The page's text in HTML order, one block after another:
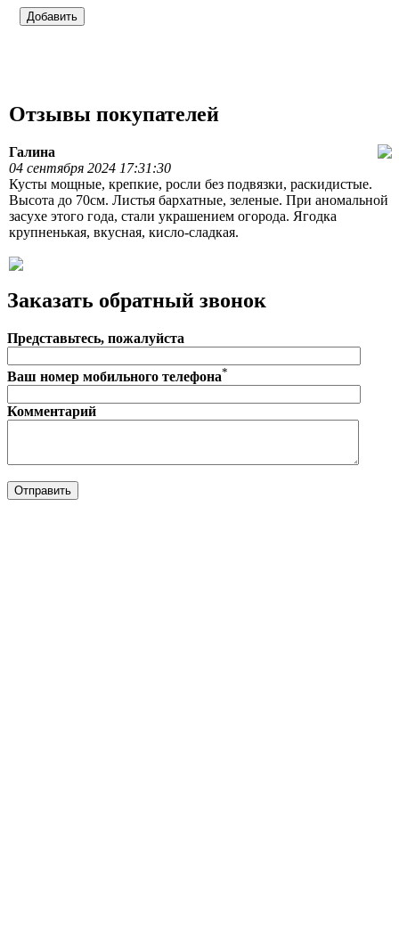
Отзывы покупателей
Галина
04 сентября 2024 17:31:30
Кусты мощные, крепкие, росли без подвязки, раскидистые.
Высота до 70см. Листья бархатные, зеленые. При аномальной
засухе этого года, стали украшением огорода. Ягодка
крупненькая, вкусная, кисло-сладкая.
Заказать обратный звонок
Представьтесь, пожалуйста
Ваш номер мобильного телефона*
Комментарий